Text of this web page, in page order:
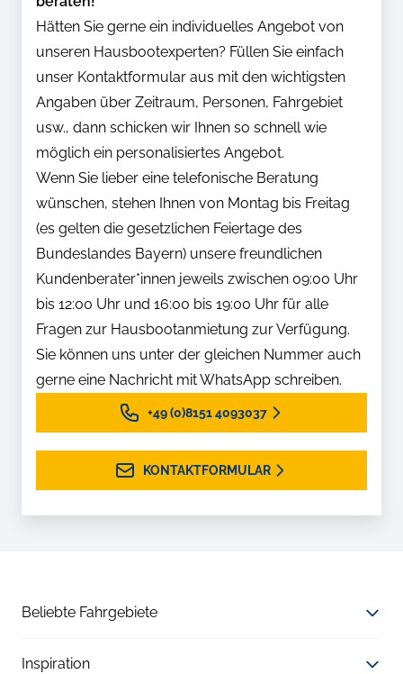
Hätten Sie gerne ein individuelles Angebot von
unseren Hausbootexperten? Füllen Sie einfach
unser Kontaktformular aus mit den wichtigsten
Angaben über Zeitraum, Personen, Fahrgebiet
usw., dann schicken wir Ihnen so schnell wie
möglich ein personalisiertes Angebot.
Wenn Sie lieber eine telefonische Beratung
wünschen, stehen Ihnen von Montag bis Freitag
(es gelten die gesetzlichen Feiertage des
Bundeslandes Bayern) unsere freundlichen
Kundenberater*innen jeweils zwischen 09:00 Uhr
bis 12:00 Uhr und 16:00 bis 19:00 Uhr für alle
Fragen zur Hausbootanmietung zur Verfügung.
Sie können uns unter der gleichen Nummer auch
gerne eine Nachricht mit WhatsApp schreiben.
+49 (0)8151 4093037
KONTAKTFORMULAR
Beliebte Fahrgebiete
Inspiration